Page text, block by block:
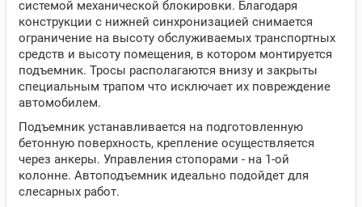
системой механической блокировки. Благодаря
конструкции с нижней синхронизацией снимается
ограничение на высоту обслуживаемых транспортных
средств и высоту помещения, в котором монтируется
подъемник. Тросы располагаются внизу и закрыты
специальным трапом что исключает их повреждение
автомобилем.
Подъемник устанавливается на подготовленную
бетонную поверхность, крепление осуществляется
через анкеры. Управления стопорами - на 1-ой
колонне. Автоподъемник идеально подойдет для
слесарных работ.